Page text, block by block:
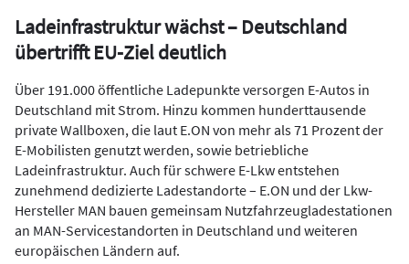
Ladeinfrastruktur wächst – Deutschland
übertrifft EU-Ziel deutlich
Über 191.000 öffentliche Ladepunkte versorgen E-Autos in
Deutschland mit Strom. Hinzu kommen hunderttausende
private Wallboxen, die laut E.ON von mehr als 71 Prozent der
E-Mobilisten genutzt werden, sowie betriebliche
Ladeinfrastruktur. Auch für schwere E-Lkw entstehen
zunehmend dedizierte Ladestandorte – E.ON und der Lkw-
Hersteller MAN bauen gemeinsam Nutzfahrzeugladestationen
an MAN-Servicestandorten in Deutschland und weiteren
europäischen Ländern auf.